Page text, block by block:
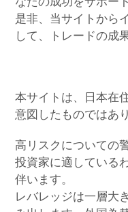
是非、当サイトから
して、トレードの成
本サイトは、日本在
意図したものではあ
高リスクについての
投資家に適している
伴います。
レバレッジは一層大